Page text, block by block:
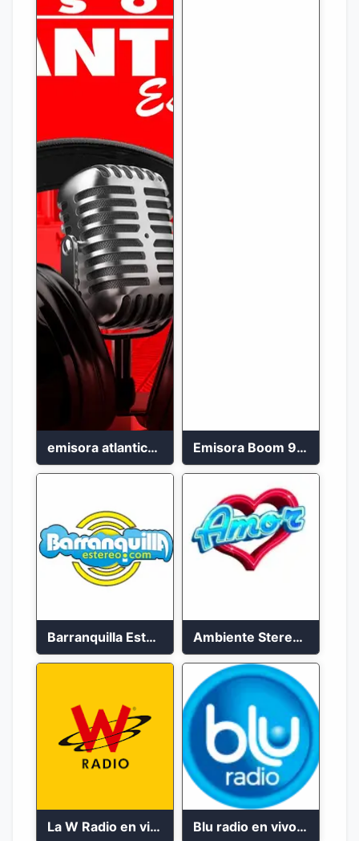
emisora atlantico en vivo Emisora Boom 99.1 FM Cali
Barranquilla Estéreo En Vivo 2023 Ambiente Stereo 88.4 FM
La W Radio en vivo 99.9 FM Bogotá Blu radio en vivo 2023